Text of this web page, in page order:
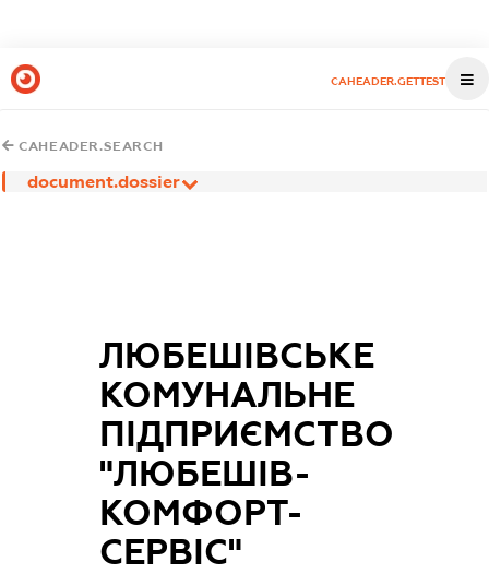
CAHEADER.GETTEST
CAHEADER.SEARCH
document.dossier
ЛЮБЕШІВСЬКЕ
КОМУНАЛЬНЕ
ПІДПРИЄМСТВО
"ЛЮБЕШІВ-
КОМФОРТ-
СЕРВІС"